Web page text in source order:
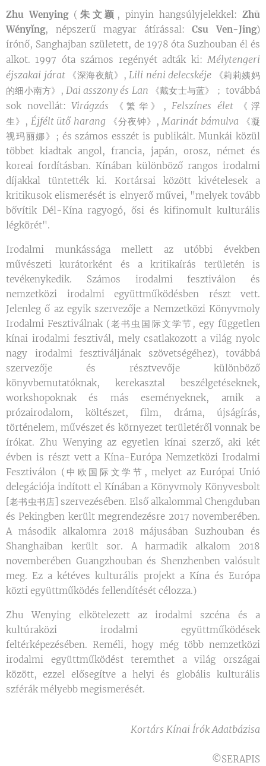
Zhu Wenying( 朱文颖 , pinyin hangsúlyjelekkel:Zhū
Wényǐng, népszerű magyar átírással:Csu Ven-Jing)
írónő, Sanghajban született, de 1978 óta Suzhouban él és
alkot. 1997 óta számos regényét adták ki:Mélytengeri
éjszakai járat
《深海夜航》,Lili néni delecskéje 《莉莉姨妈
的细小南方》, Dai asszony és Lan
《戴女士与蓝》； továbbá
sok novellát:Virágzás 《繁华》,Felszínes élet
《浮
生》, Éjfélt ütő harang 《分夜钟》,Marinát bámulva 《凝
视玛丽娜》; és számos esszét is publikált. Munkái közül
többet kiadtak angol, francia, japán, orosz, német és
koreai fordításban. Kínában különböző rangos irodalmi
díjakkal tüntették ki. Kortársai között kivételesek a
kritikusok elismerését is elnyerő művei, "melyek tovább
bővítik Dél-Kína ragyogó, ősi és kifinomult kulturális
légkörét".
Irodalmi munkássága mellett az utóbbi években
művészeti kurátorként és a kritikaírás területén is
tevékenykedik. Számos irodalmi fesztiválon és
nemzetközi irodalmi együttműködésben részt vett.
Jelenleg ő az egyik szervezője a Nemzetközi Könyvmoly
Irodalmi Fesztiválnak (老书虫国际文学节, egy független
kínai irodalmi fesztivál, mely csatlakozott a világ nyolc
nagy irodalmi fesztiváljának szövetségéhez), továbbá
szervezője és résztvevője különböző
könyvbemutatóknak, kerekasztal beszélgetéseknek,
workshopoknak és más eseményeknek, amik a
prózairodalom, költészet, film, dráma, újságírás,
történelem, művészet és környezet területéről vonnak be
írókat. Zhu Wenying az egyetlen kínai szerző, aki két
évben is részt vett a Kína-Európa Nemzetközi Irodalmi
Fesztiválon (中欧国际文学节, melyet az Európai Unió
delegációja indított el Kínában a Könyvmoly Könyvesbolt
[老书虫书店] szervezésében. Első alkalommal Chengduban
és Pekingben került megrendezésre 2017 novemberében.
A második alkalomra 2018 májusában Suzhouban és
Shanghaiban került sor. A harmadik alkalom 2018
novemberében Guangzhouban és Shenzhenben valósult
meg. Ez a kétéves kulturális projekt a Kína és Európa
közti együttműködés fellendítését célozza.)
Zhu Wenying elkötelezett az irodalmi szcéna és a
kultúraközi irodalmi együttműködések
feltérképezésében. Reméli, hogy még több nemzetközi
irodalmi együttműködést teremthet a világ országai
között, ezzel elősegítve a helyi és globális kulturális
szférák mélyebb megismerését.
Kortárs Kínai Írók Adatbázisa
©SERAPIS